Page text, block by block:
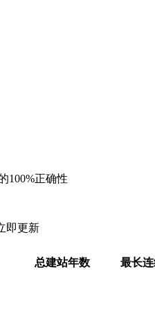
100%正确性
即更新
总建站年数 最长